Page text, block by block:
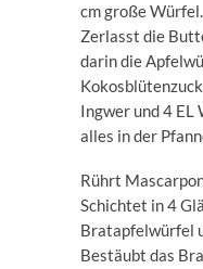
cm große
Zerlasst die
darin die
Ingwer und 4 EL
alles in der
Rührt
Schichtet in 4
Bratapfelwürfel
Bestäubt das